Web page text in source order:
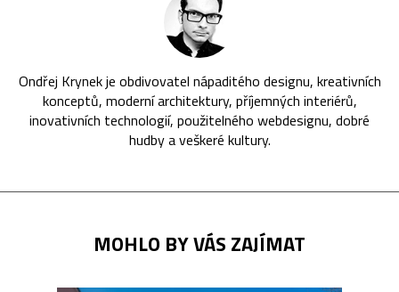
Ondřej Krynek je obdivovatel nápaditého designu, kreativních
konceptů, moderní architektury, příjemných interiérů,
inovativních technologií, použitelného webdesignu, dobré
hudby a veškeré kultury.
MOHLO BY VÁS ZAJÍMAT